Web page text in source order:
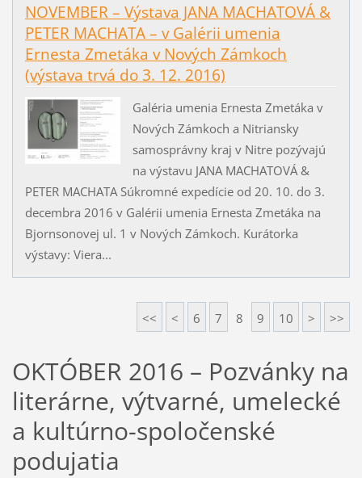
NOVEMBER – Výstava JANA MACHATOVÁ &
PETER MACHATA – v Galérii umenia
Ernesta Zmetáka v Nových Zámkoch
(výstava trvá do 3. 12. 2016)
Galéria umenia Ernesta Zmetáka v
Nových Zámkoch a Nitriansky
samosprávny kraj v Nitre pozývajú
na výstavu JANA MACHATOVÁ &
PETER MACHATA Súkromné expedície od 20. 10. do 3.
decembra 2016 v Galérii umenia Ernesta Zmetáka na
Bjornsonovej ul. 1 v Nových Zámkoch. Kurátorka
výstavy: Viera...
<< < 6 7 8 9 10 > >>
OKTÓBER 2016 – Pozvánky na
literárne, výtvarné, umelecké
a kultúrno-spoločenské
podujatia